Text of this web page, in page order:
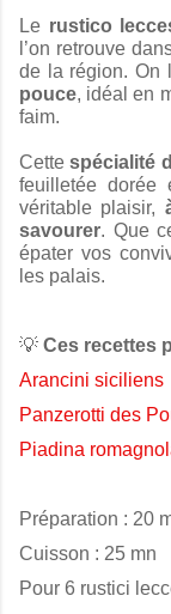
Le rustico
l’on retrouve
de la région. On
pouce, idéal en
faim.
Cettespécialité
feuilletée dorée
véritable plaisir,
savourer. Que
épater vos
les palais.
💡 Ces recettes
Arancini siciliens
Panzerotti des
Piadina
Préparation : 20
Cuisson : 25 mn
Pour 6 rustici